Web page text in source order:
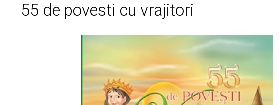
55 de povesti cu vrajitori